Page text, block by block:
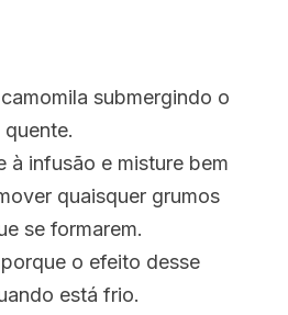
submergindo o
à infusão e misture bem
quaisquer grumos
se formarem.
o efeito desse
está frio.